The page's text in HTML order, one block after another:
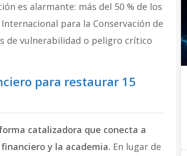
es alarmante: más del 50 % de los
para la Conservación de
de vulnerabilidad o peligro crítico
para restaurar 15
catalizadora que conecta a
y la academia. En lugar de